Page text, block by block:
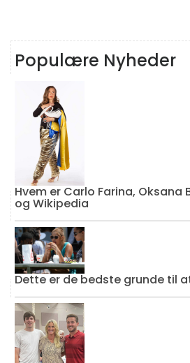
Populære Nyheder
Hvem er Carlo Farina, Oksana
og Wikipedia
Dette er de bedste grunde til